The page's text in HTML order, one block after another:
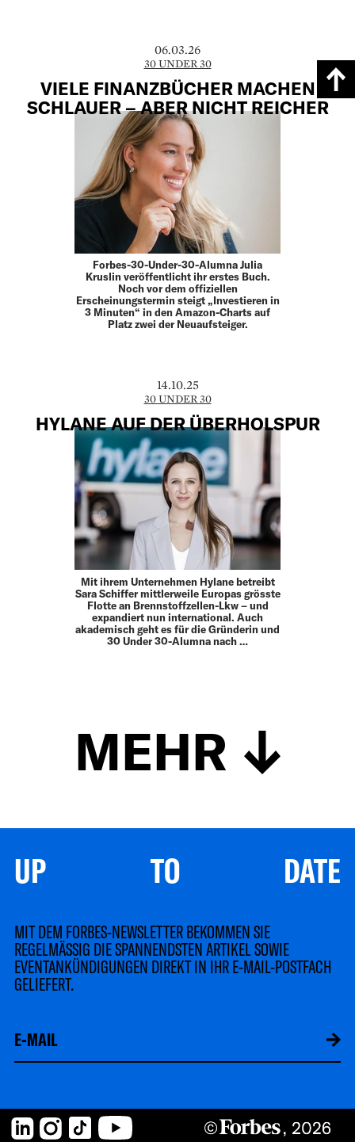
06.03.26
30 UNDER 30
VIELE FINANZBÜCHER MACHEN
SCHLAUER – ABER NICHT REICHER
Forbes-30-Under-30-Alumna Julia
Kruslin veröffentlicht ihr erstes Buch.
Noch vor dem offiziellen
Erscheinungstermin steigt „Investieren in
3 Minuten“ in den Amazon-Charts auf
Platz zwei der Neuaufsteiger.
14.10.25
30 UNDER 30
HYLANE AUF DER ÜBERHOLSPUR
Mit ihrem Unternehmen Hylane betreibt
Sara Schiffer mittlerweile Europas grösste
Flotte an Brennstoffzellen-Lkw – und
expandiert nun international. Auch
akademisch geht es für die Gründerin und
30 Under 30-Alumna nach …
MEHR
UP TO DATE
MIT DEM FORBES-NEWSLETTER BEKOMMEN SIE
REGELMÄSSIG DIE SPANNENDSTEN ARTIKEL SOWIE
EVENTANKÜNDIGUNGEN DIREKT IN IHR E-MAIL-POSTFACH
GELIEFERT.
LinkedInInstagram
TikTok